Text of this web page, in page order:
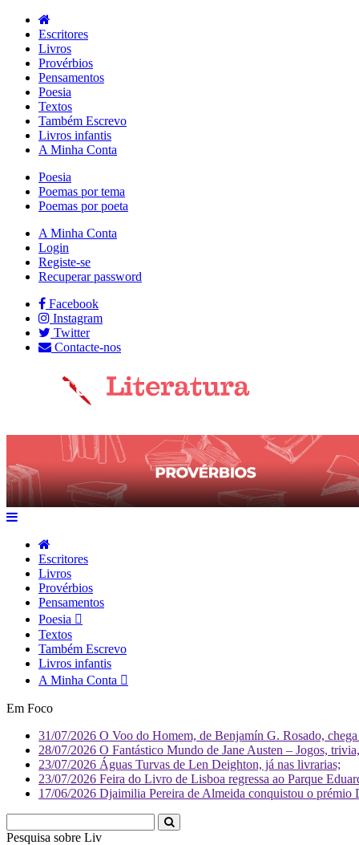
Escritores
Livros
Provérbios
Pensamentos
Poesia
Textos
Também Escrevo
Livros infantis
A Minha Conta
Poesia
Poemas por tema
Poemas por poeta
A Minha Conta
Login
Registe-se
Recuperar password
Facebook
Instagram
Twitter
Contacte-nos
Escritores
Livros
Provérbios
Pensamentos
Poesia
Textos
Também Escrevo
Livros infantis
A Minha Conta
Em Foco
31/07/2026 O Voo do Homem, de Benjamín G. Rosado,
28/07/2026 O Fantástico Mundo de Jane Austen – Jogos,
23/07/2026 Águas Turvas de Len Deighton, já nas livrarias;
23/07/2026 Feira do Livro de Lisboa regressa ao Parque
17/06/2026 Djaimilia Pereira de Almeida conquistou o
Pesquisa sobre Literatura